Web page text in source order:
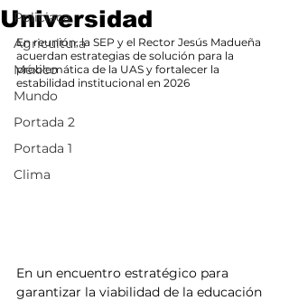
Policiaca
Agricultura
México
Mundo
Portada 2
Portada 1
Clima
Universidad
En reunión, la SEP y el Rector Jesús Madueña
acuerdan estrategias de solución para la
problemática de la UAS y fortalecer la
estabilidad institucional en 2026
En un encuentro estratégico para
garantizar la viabilidad de la educación